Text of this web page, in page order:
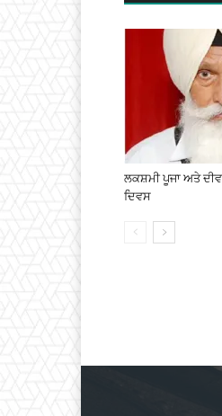
ਲਕਸ਼ਮੀ ਪੂਜਾ ਅਤੇ
ਦਿਵਸ